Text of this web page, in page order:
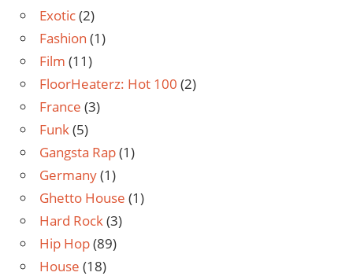
Exotic(2)
Fashion (1)
Film (11)
FloorHeaterz: Hot 100 (2)
France (3)
Funk(5)
Gangsta Rap(1)
Germany(1)
Ghetto House (1)
Hard Rock(3)
Hip Hop(89)
House (18)